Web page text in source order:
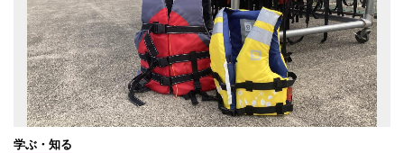
学ぶ・知る